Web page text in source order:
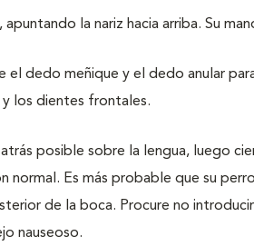
apuntando la nariz hacia arriba. Su
el dedo meñique y el dedo anular
los dientes frontales.
posible sobre la lengua, luego
normal. Es más probable que su
de la boca. Procure no
nauseoso.